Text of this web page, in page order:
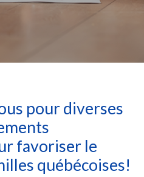
pour diverses
favoriser le
québécoises!